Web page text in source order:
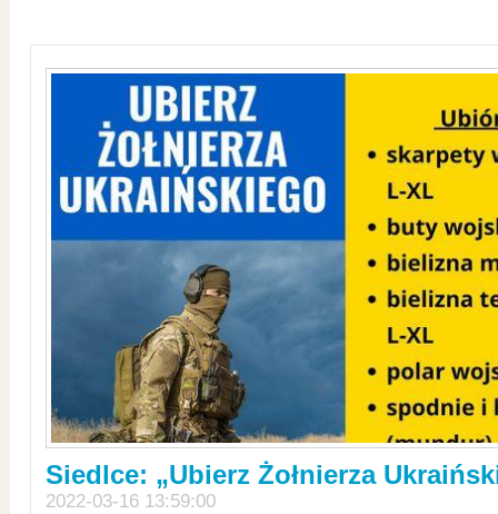
Siedlce: „Ubierz Żołnierza
2022-03-16 13:59:00